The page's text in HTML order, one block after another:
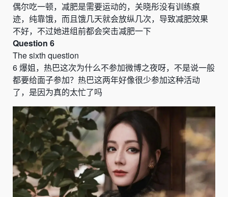
偶尔吃一顿，减肥是需要运动的，关晓彤没有训练痕
迹，纯靠饿，而且饿几天就会放纵几次，导致减肥效果
不好，不过她进组前都会突击减肥一下
Question 6
The sixth question
6爆姐，热巴这次为什么不参加微博之夜呀，不是说一般
都要给面子参加？热巴这两年好像很少参加这种活动
了，是因为真的太忙了吗